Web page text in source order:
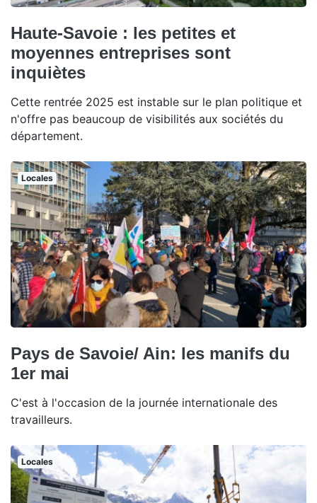
Haute-Savoie : les petites et
moyennes entreprises sont
inquiètes
Cette rentrée 2025 est instable sur le plan politique et
n'offre pas beaucoup de visibilités aux sociétés du
département.
Locales
Pays de Savoie/ Ain: les manifs du
1er mai
C'est à l'occasion de la journée internationale des
travailleurs.
Locales